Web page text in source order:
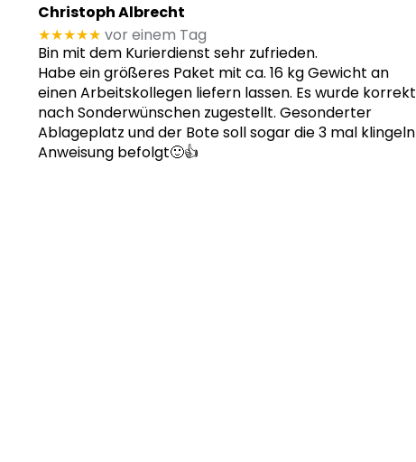
Christoph Albrecht
★★★★★ vor einem Tag
Bin mit dem Kurierdienst sehr zufrieden.
Habe ein größeres Paket mit ca. 16 kg Gewicht an
einen Arbeitskollegen liefern lassen. Es wurde korrekt
nach Sonderwünschen zugestellt. Gesonderter
Ablageplatz und der Bote soll sogar die 3 mal klingeln
Anweisung befolgt🙂👍